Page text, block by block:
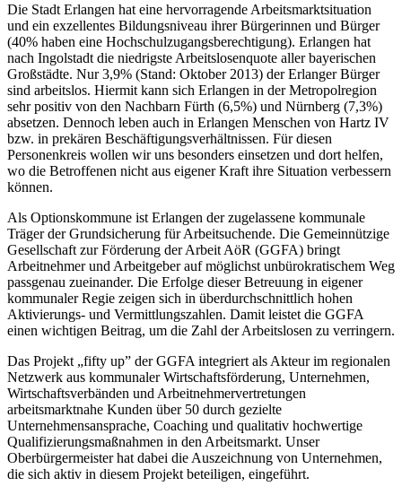
Die Stadt Erlangen hat eine hervorragende Arbeitsmarktsituation
und ein exzellentes Bildungsniveau ihrer Bürgerinnen und Bürger
(40% haben eine Hochschulzugangsberechtigung). Erlangen hat
nach Ingolstadt die niedrigste Arbeitslosenquote aller bayerischen
Großstädte. Nur 3,9% (Stand: Oktober 2013) der Erlanger Bürger
sind arbeitslos. Hiermit kann sich Erlangen in der Metropolregion
sehr positiv von den Nachbarn Fürth (6,5%) und Nürnberg (7,3%)
absetzen. Dennoch leben auch in Erlangen Menschen von Hartz IV
bzw. in prekären Beschäftigungsverhältnissen. Für diesen
Personenkreis wollen wir uns besonders einsetzen und dort helfen,
wo die Betroffenen nicht aus eigener Kraft ihre Situation verbessern
können.
Als Optionskommune ist Erlangen der zugelassene kommunale
Träger der Grundsicherung für Arbeitsuchende. Die Gemeinnützige
Gesellschaft zur Förderung der Arbeit AöR (GGFA) bringt
Arbeitnehmer und Arbeitgeber auf möglichst unbürokratischem Weg
passgenau zueinander. Die Erfolge dieser Betreuung in eigener
kommunaler Regie zeigen sich in überdurchschnittlich hohen
Aktivierungs- und Vermittlungszahlen. Damit leistet die GGFA
einen wichtigen Beitrag, um die Zahl der Arbeitslosen zu verringern.
Das Projekt „fifty up” der GGFA integriert als Akteur im regionalen
Netzwerk aus kommunaler Wirtschaftsförderung, Unternehmen,
Wirtschaftsverbänden und Arbeitnehmervertretungen
arbeitsmarktnahe Kunden über 50 durch gezielte
Unternehmensansprache, Coaching und qualitativ hochwertige
Qualifizierungsmaßnahmen in den Arbeitsmarkt. Unser
Oberbürgermeister hat dabei die Auszeichnung von Unternehmen,
die sich aktiv in diesem Projekt beteiligen, eingeführt.